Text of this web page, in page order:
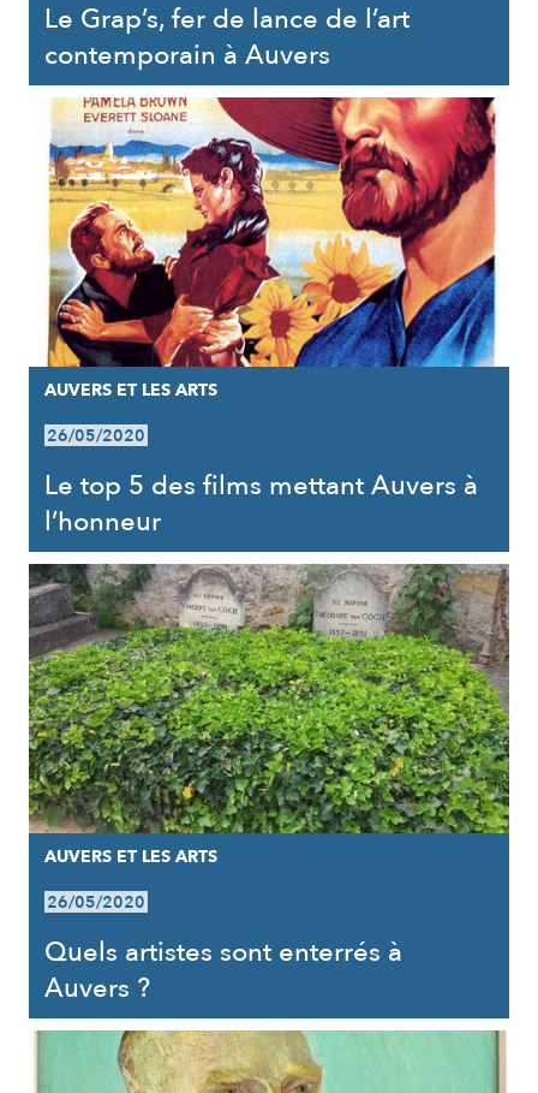
Le Grap’s, fer de lance de l’art
contemporain à Auvers
AUVERS ET LES ARTS
26/05/2020
Le top 5 des films mettant Auvers à
l’honneur
AUVERS ET LES ARTS
26/05/2020
Quels artistes sont enterrés à
Auvers ?